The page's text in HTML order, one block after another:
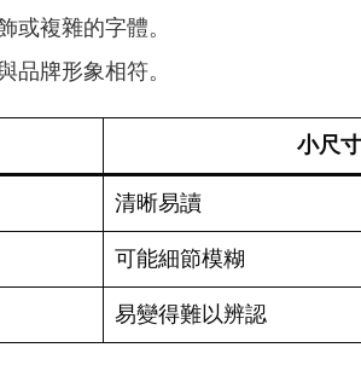
或複雜的字體。
品牌形象相符。
小尺
清晰易讀
可能細節模糊
易變得難以辨認